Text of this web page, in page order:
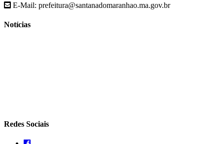
E-Mail: prefeitura@santanadomaranhao.ma.gov.br
Notícias
Redes Sociais